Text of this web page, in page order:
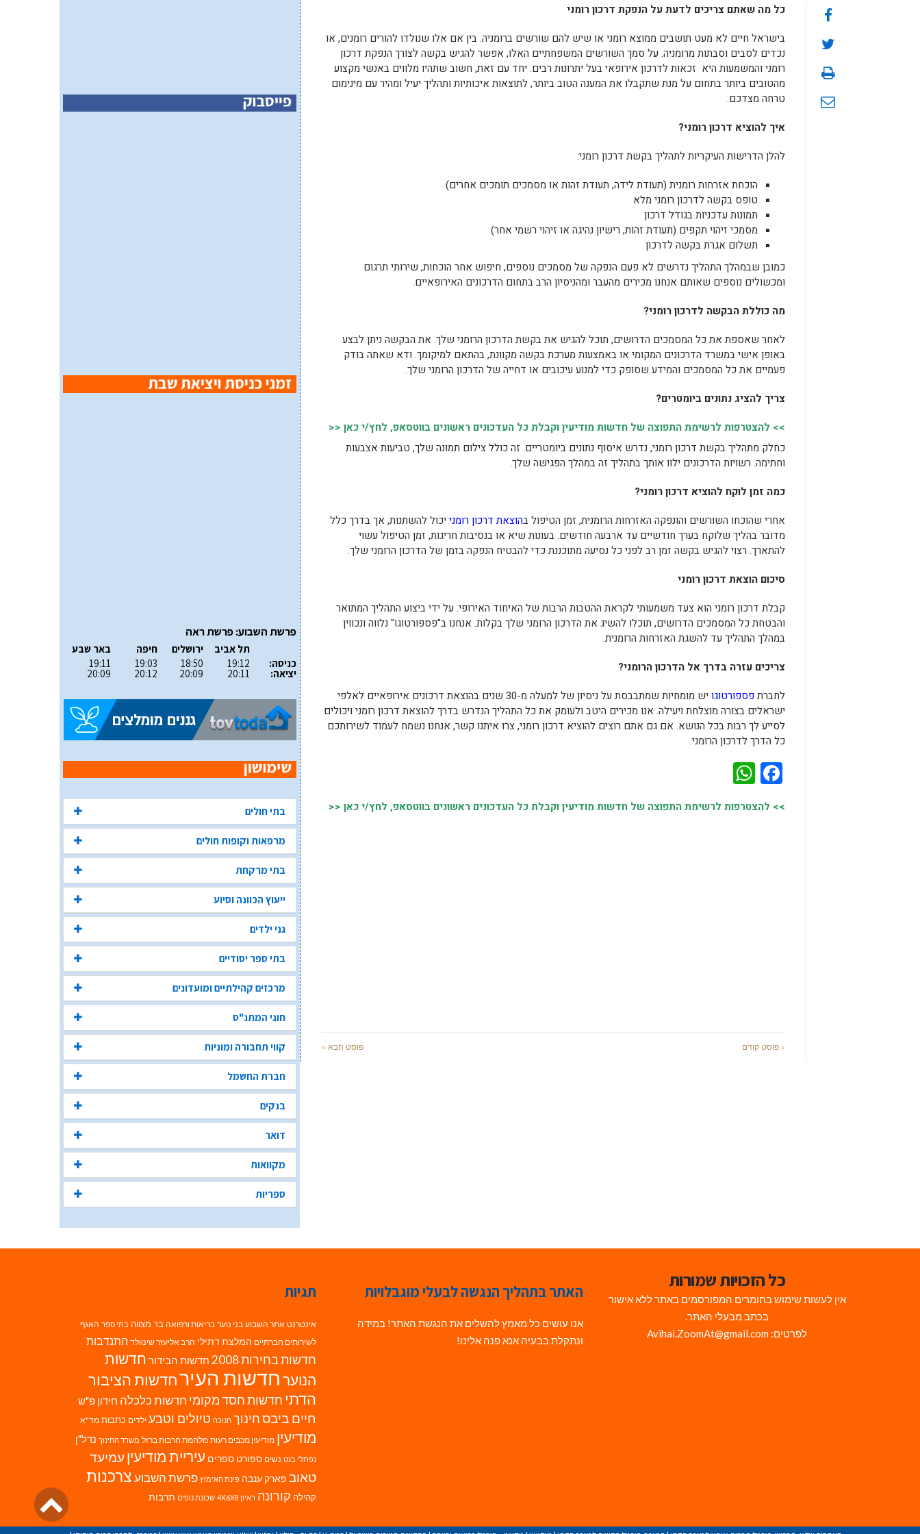
כל מה שאתם צריכים לדעת על הנפקת דרכון רומני
בישראל חיים לא מעט תושבים ממוצא רומני או שיש להם שורשים ברומניה. בין אם אלו שנולדו להורים רומנים, או
נכדים לסבים וסבתות מרומניה. על סמך השורשים המשפחתיים האלו, אפשר להגיש בקשה לצורך הנפקת דרכון
רומני והמשמעות היא זכאות לדרכון אירופאי בעל יתרונות רבים. יחד עם זאת, חשוב שתהיו מלווים באנשי מקצוע
מהטובים ביותר בתחום על מנת שתקבלו את המענה הטוב ביותר, לתוצאות איכותיות ותהליך יעיל ומהיר עם מינימום
טרחה מצדכם.
איך להוציא דרכון רומני?
להלן הדרישות העיקריות לתהליך בקשת דרכון רומני:
הוכחת אזרחות רומנית (תעודת לידה, תעודת זהות או מסמכים תומכים אחרים)
טופס בקשה לדרכון רומני מלא
תמונות עדכניות בגודל דרכון
מסמכי זיהוי תקפים (תעודת זהות, רישיון נהיגה או זיהוי רשמי אחר)
תשלום אגרת בקשה לדרכון
כמובן שבמהלך התהליך נדרשים לא פעם הנפקה של מסמכים נוספים, חיפוש אחר הוכחות, שירותי תרגום
ומכשולים נוספים שאותם אנחנו מכירים מהעבר ומהניסיון הרב בתחום הדרכונים האירופאיים.
מה כוללת הבקשה לדרכון רומני?
לאחר שאספת את כל המסמכים הדרושים, תוכל להגיש את בקשת הדרכון הרומני שלך. את הבקשה ניתן לבצע
באופן אישי במשרד הדרכונים המקומי או באמצעות מערכת בקשה מקוונת, בהתאם למיקומך. ודא שאתה בודק
פעמיים את כל המסמכים והמידע שסופק כדי למנוע עיכובים או דחייה של הדרכון הרומני שלך.
צריך להציג נתונים ביומטרים?
>> להצטרפות לרשימת התפוצה של חדשות מודיעין וקבלת כל העדכונים ראשונים בווטסאפ, לחץ/י כאן <<
כחלק מתהליך בקשת דרכון רומני, נדרש איסוף נתונים ביומטריים. זה כולל צילום תמונה שלך, טביעות אצבעות
וחתימה. רשויות הדרכונים ילוו אותך בתהליך זה במהלך הפגישה שלך.
כמה זמן לוקח להוציא דרכון רומני?
אחרי שהוכחו השורשים והונפקה האזרחות הרומנית, זמן הטיפול בהוצאת דרכון רומני יכול להשתנות, אך בדרך כלל
מדובר בהליך שלוקח בערך חודשיים עד ארבעה חודשים. בעונות שיא או בנסיבות חריגות, זמן הטיפול עשוי
להתארך. רצוי להגיש בקשה זמן רב לפני כל נסיעה מתוכננת כדי להבטיח הנפקה בזמן של הדרכון הרומני שלך.
סיכום הוצאת דרכון רומני
קבלת דרכון רומני הוא צעד משמעותי לקראת ההטבות הרבות של האיחוד האירופי. על ידי ביצוע התהליך המתואר
והבטחת כל המסמכים הדרושים, תוכלו להשיג את הדרכון הרומני שלך בקלות. אנחנו ב"פספורטוגו" נלווה ונכווין
במהלך התהליך עד להשגת האזרחות הרומנית.
צריכים עזרה בדרך אל הדרכון הרומני?
לחברת פספורטוגו
יש מומחיות שמתבבסת על ניסיון של למעלה מ-30 שנים בהוצאת דרכונים אירופאיים לאלפי
ישראלים בצורה מוצלחת ויעילה. אנו מכירים היטב ולעומק את כל התהליך הנדרש בדרך להוצאת דרכון רומני ויכולים
לסייע לך רבות בכל הנושא. אם גם אתם רוצים להוציא דרכון רומני, צרו איתנו קשר, אנחנו נשמח לעמוד לשירותכם
כל הדרך לדרכון הרומני.
Facebook
>> להצטרפות לרשימת התפוצה של חדשות מודיעין וקבלת כל העדכונים ראשונים בווטסאפ, לחץ/י כאן <<
« פוסט קודם פוסט הבא »
פרשת השבוע: פרשת ראה
כניסה:
יציאה:
תל אביב
19:12
20:11
ירושלים
18:50
20:09
חיפה
19:03
20:12
באר שבע
19:11
20:09
בתי חולים
מרפאות וקופות חולים
בתי מרקחת
ייעוץ הכוונה וסיוע
גני ילדים
בתי ספר יסודיים
מרכזים קהילתיים ומועדונים
חוגי המתנ"ס
קווי תחבורה ומוניות
חברת החשמל
בנקים
דואר
מקוואות
ספריות
כל הזכויות שמורות
אין לעשות שימוש בחומרים המפורסמים באתר ללא אישור
בכתב מבעלי האתר.
לפרטים: Avihai.ZoomAt@gmail.com
האתר בתהליך הנגשה לבעלי מוגבלויות
אנו עושים כל מאמץ להשלים את הנגשת האתר! במידה
ונתקלת בבעיה אנא פנה אלינו!
תגיות
אינטרנט אתר השבוע בני נוער בריאות ורפואה בר מצווה בתי ספר האגף
לשירותים חברתיים המלצת דתילי הרב אליעזר שינוולד התנדבות
חדשות בחירות 2008 חדשות הבידור חדשות
הנוערחדשות העירחדשות הציבור
הדתי חדשות חסד מקומי חדשות כלכלה חידון פ"ש
חיים ביבסחינוך חנוכה טיולים וטבע ילדים כתבות מד"א
מודיעין מודיעין מכבים רעות מלחמת חרבות ברזל משרד החינוך נדל"ן
נפתלי בנט נשים ספורט ספרים עיריית מודיעין עמיעד
טאוב פארק ענבה פינת האימוץ פרשת השבועצרכנות
קהילה קורונה ראיון 4X6X8 שכונת נופים תרבות